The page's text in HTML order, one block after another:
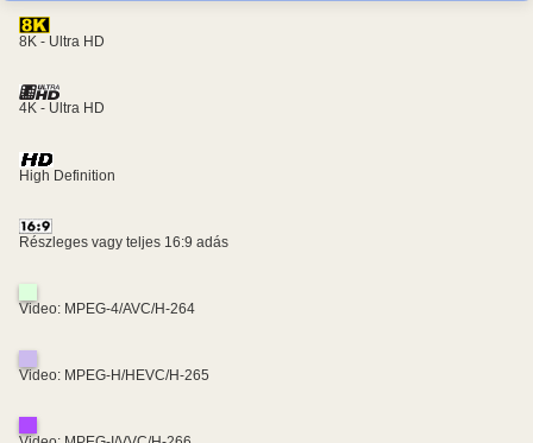
8K - Ultra HD
4K - Ultra HD
High Definition
Részleges vagy teljes 16:9 adás
Video: MPEG-4/AVC/H-264
Video: MPEG-H/HEVC/H-265